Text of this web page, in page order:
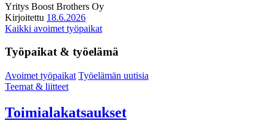
Yritys Boost Brothers Oy
Kirjoitettu 18.6.2026
Kaikki avoimet työpaikat
Työpaikat & työelämä
Avoimet työpaikat Työelämän uutisia
Teemat & liitteet
Toimialakatsaukset